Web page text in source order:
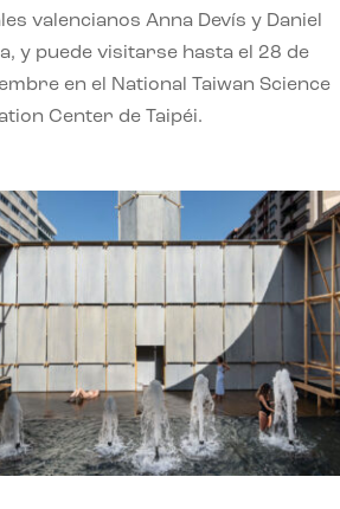
valencianos Anna Devís y Daniel
y puede visitarse hasta el 28 de
en el National Taiwan Science
Center de Taipéi.